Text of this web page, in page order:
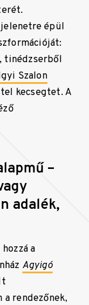
épül
tinédzserből
Szalon
kecsegtet. A
–
adalék,
a
Agyigó
rendezőnek,